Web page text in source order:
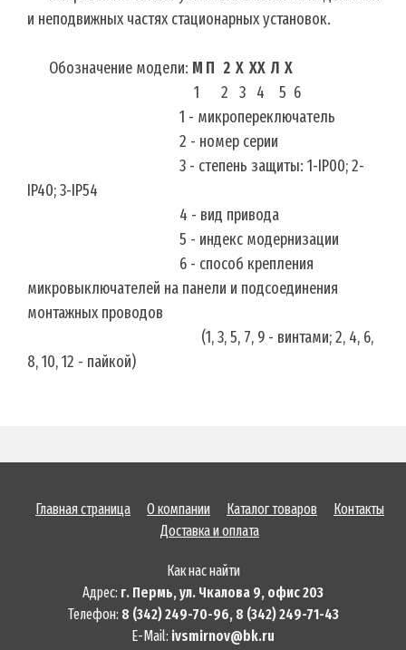
и неподвижных частях стационарных установок.
Обозначение модели: М П 2 Х ХХ Л Х
1 2 3 4 5 6
1 - микропереключатель
2 - номер серии
3 - степень защиты: 1-IP00; 2-
IP40; 3-IP54
4 - вид привода
5 - индекс модернизации
6 - способ крепления
микровыключателей на панели и подсоединения
монтажных проводов
(1, 3, 5, 7, 9 - винтами; 2, 4, 6,
8, 10, 12 - пайкой)
Как нас найти
Адрес: г. Пермь, ул. Чкалова 9, офис 203
Телефон: 8 (342) 249-70-96, 8 (342) 249-71-43
E-Mail: ivsmirnov@bk.ru
Главная страница О компании Каталог товаров
Контакты
Доставка и оплата